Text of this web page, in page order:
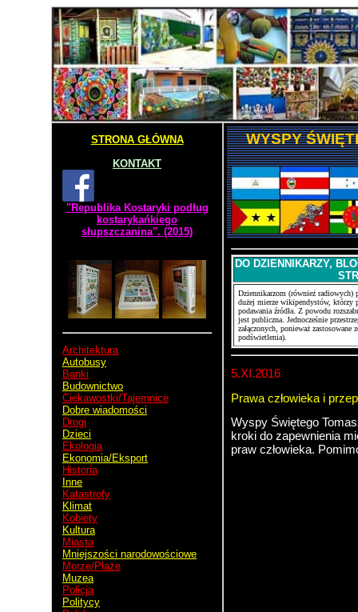
STRONA GŁÓWNA
KONTAKT
"Republika Kostaryki podług
kostarykańkiego
słupszczanina". (2015)
Architektura
Autobusy
Banki
Budownictwo
Ciekawostki/Tajemnice
Dobre wiadomości
Drogi
Dzieci
Ekologia
Ekonomia/Eksport
Historia
Inne
Katastrofy
Klimat
Kobiety
Kultura
Miasta
Mniejszości narodowościowe
Morze/Plaże
Muzea
Policja
Politycy
WYSPY
DO DZIENNIKARZY,
Dziennikarzom (również radiowych)
dużej mierze wikipendystów, którzy
podawania źródła. Z powodu
jest publiczna. Jednocześnie
załączonych, ponieważ
podświetlenia).
5.XI.2016
Prawa człowieka i
Wyspy Świętego
kroki do zapewnienia
praw człowieka.